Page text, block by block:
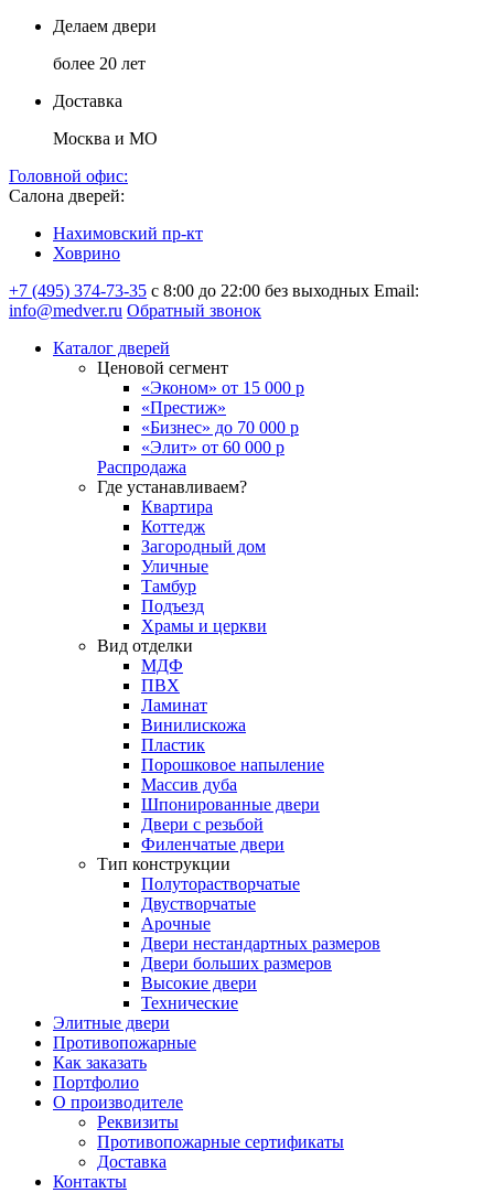
Делаем двери
более 20 лет
Доставка
Москва и МО
Головной офис:
Салона дверей:
Нахимовский пр-кт
Ховрино
+7 (495) 374-73-35 с 8:00 до 22:00 без выходных Email:
info@medver.ru Обратный звонок
Каталог дверей
Ценовой сегмент
«Эконом» от 15 000 р
«Престиж»
«Бизнес» до 70 000 р
«Элит» от 60 000 р
Распродажа
Где устанавливаем?
Квартира
Коттедж
Загородный дом
Уличные
Тамбур
Подъезд
Храмы и церкви
Вид отделки
МДФ
ПВХ
Ламинат
Винилискожа
Пластик
Порошковое напыление
Массив дуба
Шпонированные двери
Двери с резьбой
Филенчатые двери
Тип конструкции
Полуторастворчатые
Двустворчатые
Арочные
Двери нестандартных размеров
Двери больших размеров
Высокие двери
Технические
Элитные двери
Противопожарные
Как заказать
Портфолио
О производителе
Реквизиты
Противопожарные сертификаты
Доставка
Контакты